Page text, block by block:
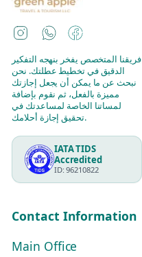
Instagram
WhatsAppFacebook
فريقنا المتخصص يفخر بنهجه التفكير
الدقيق في تخطيط عطلتك. نحن
نبحث عن ما يمكن أن يجعل إجازتك
مميزة بالفعل، ثم نقوم بإضافة
لمساتنا الخاصة لمساعدتك في
تحقيق إجازة أحلامك.
IATA TIDS
Accredited
ID: 96210822
Contact Information
Main Office